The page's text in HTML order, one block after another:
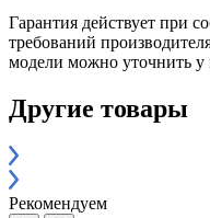
Гарантия действует при
требований
модели можно уточнить у
Другие товары
Рекомендуем